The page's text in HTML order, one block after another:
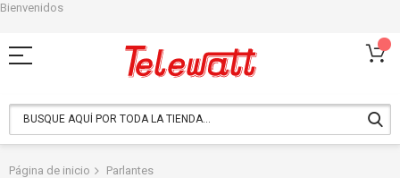
Bienvenidos
al
contenido
Página de inicio Parlantes